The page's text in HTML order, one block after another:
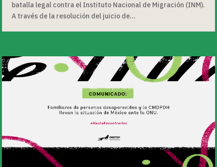
batalla legal contra el Instituto Nacional de Migración (INM).
A través de la resolución del juicio de...